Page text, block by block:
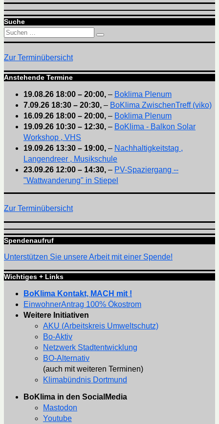
Suche
Suchen
nach:
Suchen
Zur Terminübersicht
Anstehende Termine
19.08.26 18:00 – 20:00, – Boklima Plenum
7.09.26 18:30 – 20:30, – BoKlima ZwischenTreff (viko)
16.09.26 18:00 – 20:00, – Boklima Plenum
19.09.26 10:30 – 12:30, – BoKlima - Balkon Solar
Workshop , VHS
19.09.26 13:30 – 19:00, – Nachhaltigkeitstag ,
Langendreer , Musikschule
23.09.26 12:00 – 14:30, – PV-Spaziergang --
"Wattwanderung" in Stiepel
Zur Terminübersicht
Spendenaufruf
Unterstützen Sie unsere Arbeit mit einer Spende!
Wichtiges + Links
BoKlima Kontakt, MACH mit !
EinwohnerAntrag 100% Ökostrom
Weitere Initiativen
AKU (Arbeitskreis Umweltschutz)
Bo-Aktiv
Netzwerk Stadtentwicklung
BO-Alternativ
(auch mit weiteren Terminen)
Klimabündnis Dortmund
BoKlima in den SocialMedia
Mastodon
Youtube